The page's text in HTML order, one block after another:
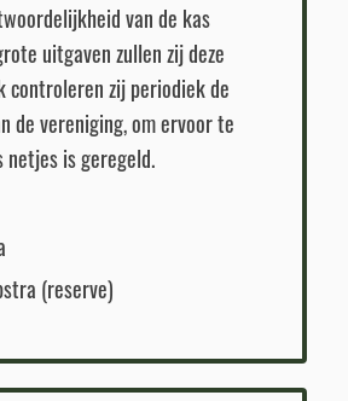
van de kas
uitgaven zullen zij deze
controleren zij periodiek de
de vereniging, om ervoor te
netjes is geregeld.
(reserve)